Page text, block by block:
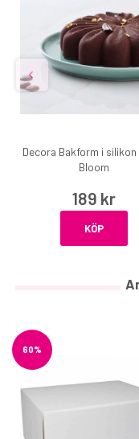
Decora Bakform i silikon
Bloom
189 kr
KÖP
60%